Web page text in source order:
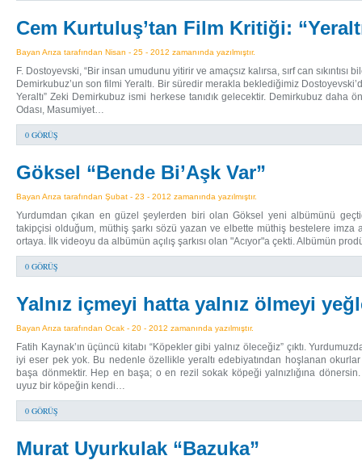
Cem Kurtuluş’tan Film Kritiği:
Bayan Arıza tarafından Nisan - 25 - 2012 zamanında yazılmıştır.
F. Dostoyevski, “Bir insan umudunu yitirir ve amaçsız kalırsa, sırf can
Demirkubuz’un son filmi Yeraltı. Bir süredir merakla beklediğimiz
Yeraltı” Zeki Demirkubuz ismi herkese tanıdık gelecektir. Demirkubuz daha
Odası, Masumiyet…
0 GÖRÜŞ
Göksel “Bende Bi’Aşk Var”
Bayan Arıza tarafından Şubat - 23 - 2012 zamanında yazılmıştır.
Yurdumdan çıkan en güzel şeylerden biri olan Göksel yeni albümünü
takipçisi olduğum, müthiş şarkı sözü yazan ve elbette müthiş bestelere imza
ortaya. İlk videoyu da albümün açılış şarkısı olan "Acıyor"a çekti. Albümün
0 GÖRÜŞ
Yalnız içmeyi hatta yalnız ölmeyi
Bayan Arıza tarafından Ocak - 20 - 2012 zamanında yazılmıştır.
Fatih Kaynak’ın üçüncü kitabı “Köpekler gibi yalnız öleceğiz” çıktı.
iyi eser pek yok. Bu nedenle özellikle yeraltı edebiyatından hoşlanan
başa dönmektir. Hep en başa; o en rezil sokak köpeği yalnızlığına
uyuz bir köpeğin kendi…
0 GÖRÜŞ
Murat Uyurkulak “Bazuka”